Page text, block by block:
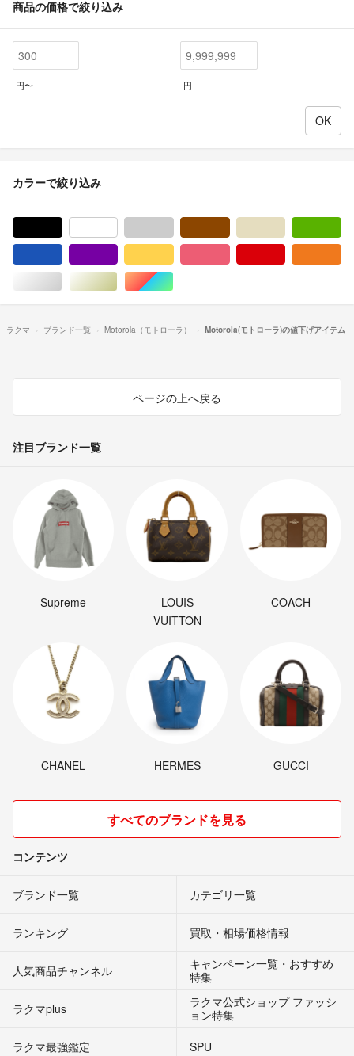
商品の価格で絞り込み
円〜 円
カラーで絞り込み
シルバー/銀色系ゴールド/金色系マルチカラー
ラクマ ブランド一覧 Motorola（モトローラ） Motorola(モトローラ)の値下げアイテム
ページの上へ戻る
注目ブランド一覧
Supreme
LOUIS
VUITTON
COACH
CHANEL HERMES GUCCI
すべてのブランドを見る
コンテンツ
ブランド一覧 カテゴリ一覧
ランキング 買取・相場価格情報
人気商品チャンネル
キャンペーン一覧・おすすめ
特集
ラクマplus
ラクマ公式ショップ ファッシ
ョン特集
ラクマ最強鑑定
SPU